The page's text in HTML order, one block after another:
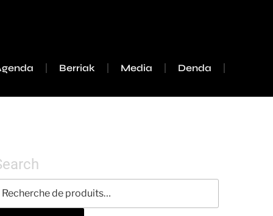
Berriak Media Denda